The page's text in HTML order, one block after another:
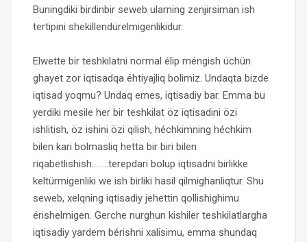
Buningdiki birdinbir seweb ularning zenjirsiman ish
tertipini shekillendürelmigenlikidur.
Elwette bir teshkilatni normal élip méngish üchün
ghayet zor iqtisadqa éhtiyajliq bolimiz. Undaqta bizde
iqtisad yoqmu? Undaq emes, iqtisadiy bar. Emma bu
yerdiki mesile her bir teshkilat öz iqtisadini özi
ishlitish, öz ishini özi qilish, héchkimning héchkim
bilen kari bolmasliq hetta bir biri bilen
riqabetlishish……..terepdari bolup iqtisadni birlikke
keltürmigenliki we ish birliki hasil qilmighanliqtur. Shu
seweb, xelqning iqtisadiy jehettin qollishighimu
érishelmigen. Gerche nurghun kishiler teshkilatlargha
iqtisadiy yardem bérishni xalisimu, emma shundaq